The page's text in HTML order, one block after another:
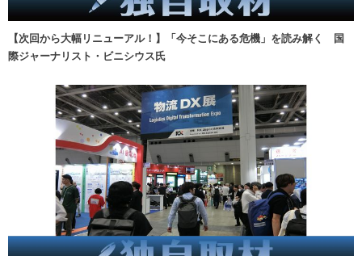
【次回から大幅リニューアル！】「今そこにある危機」を読み解く 国
際ジャーナリスト・ビニシウス氏